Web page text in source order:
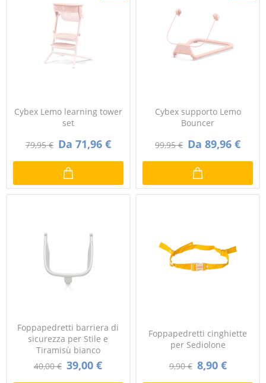
Cybex Lemo learning tower
set
79,95 € Da 71,96 €
Cybex supporto Lemo
Bouncer
99,95 € Da 89,96 €
Foppapedretti barriera di
sicurezza per Stile e
Tiramisù bianco
40,00 € 39,00 €
Foppapedretti cinghiette
per Sediolone
9,90 € 8,90 €